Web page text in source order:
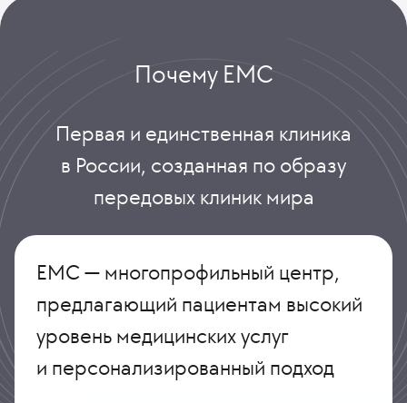
Почему ЕМС
Первая и единственная клиника
в России, созданная по образу
передовых клиник мира
ЕМС — многопрофильный центр,
предлагающий пациентам высокий
уровень медицинских услуг
и персонализированный подход